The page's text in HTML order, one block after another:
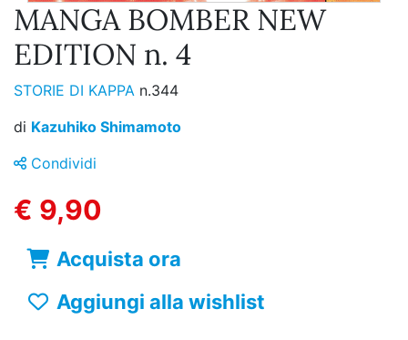
MANGA BOMBER NEW
EDITION n. 4
STORIE DI KAPPA n.344
di Kazuhiko Shimamoto
Condividi
€ 9,90
Acquista ora
Aggiungi alla wishlist